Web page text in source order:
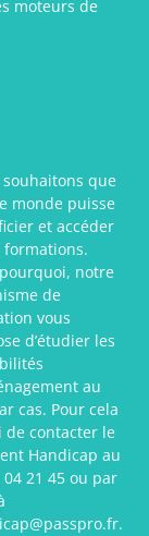
moteurs de
souhaitons que
monde puisse
et accéder
formations.
pourquoi, notre
de
vous
d’étudier les
au
cas. Pour cela
de contacter le
Handicap au
04 21 45 ou par